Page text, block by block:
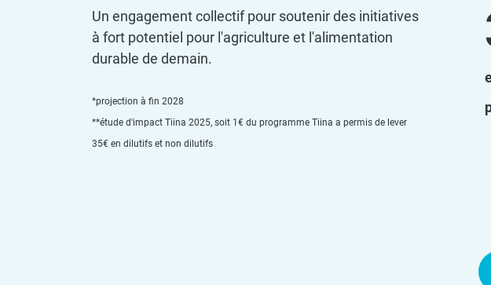
Un engagement collectif pour soutenir des initiatives
à fort potentiel pour l'agriculture et l'alimentation
durable de demain.
*projection à fin 2028
**étude d'impact Tiina 2025, soit 1€ du programme Tiina a permis de lever
35€ en dilutifs et non dilutifs